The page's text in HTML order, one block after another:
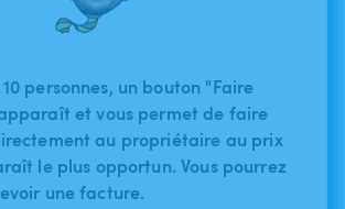
personnes, un bouton "Faire
et vous permet de faire
au propriétaire au prix
le plus opportun. Vous pourrez
une facture.